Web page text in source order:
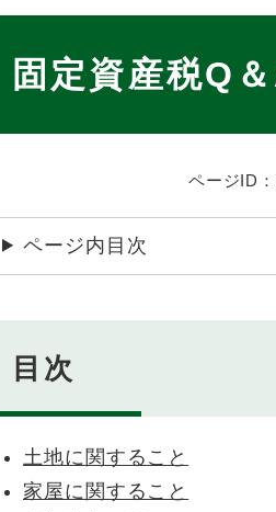
固定資産税Q
ページID
ページ内目次
目次
土地に関すること
家屋に関すること